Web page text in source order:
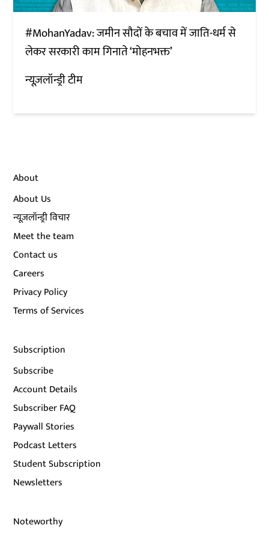
#MohanYadav: जमीन सौदों के बचाव में जाति-धर्म से
लेकर सरकारी काम गिनाते ‘मोहनभक्त’
न्यूज़लॉन्ड्री टीम
About
About Us
न्यूज़लॉन्ड्री विचार
Meet the team
Contact us
Careers
Privacy Policy
Terms of Services
Subscription
Subscribe
Account Details
Subscriber FAQ
Paywall Stories
Podcast Letters
Student Subscription
Newsletters
Noteworthy